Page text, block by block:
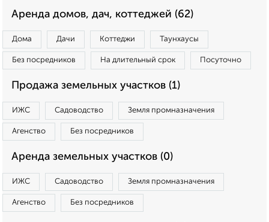
Аренда домов, дач, коттеджей (62)
Дома Дачи Коттеджи Таунхаусы
Без посредников На длительный срок Посуточно
Продажа земельных участков (1)
ИЖС Садоводство Земля промназначения
Агенство Без посредников
Аренда земельных участков (0)
ИЖС Садоводство Земля промназначения
Агенство Без посредников